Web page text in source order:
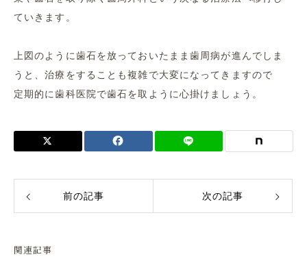
ていきます。
上図のように歯石を放っておいたまま歯周病が進んでしま
うと、治療をすることも複雑で大変になってきますので
定期的に歯科医院で歯石を取ように心掛けましょう。
前の記事 次の記事
関連記事